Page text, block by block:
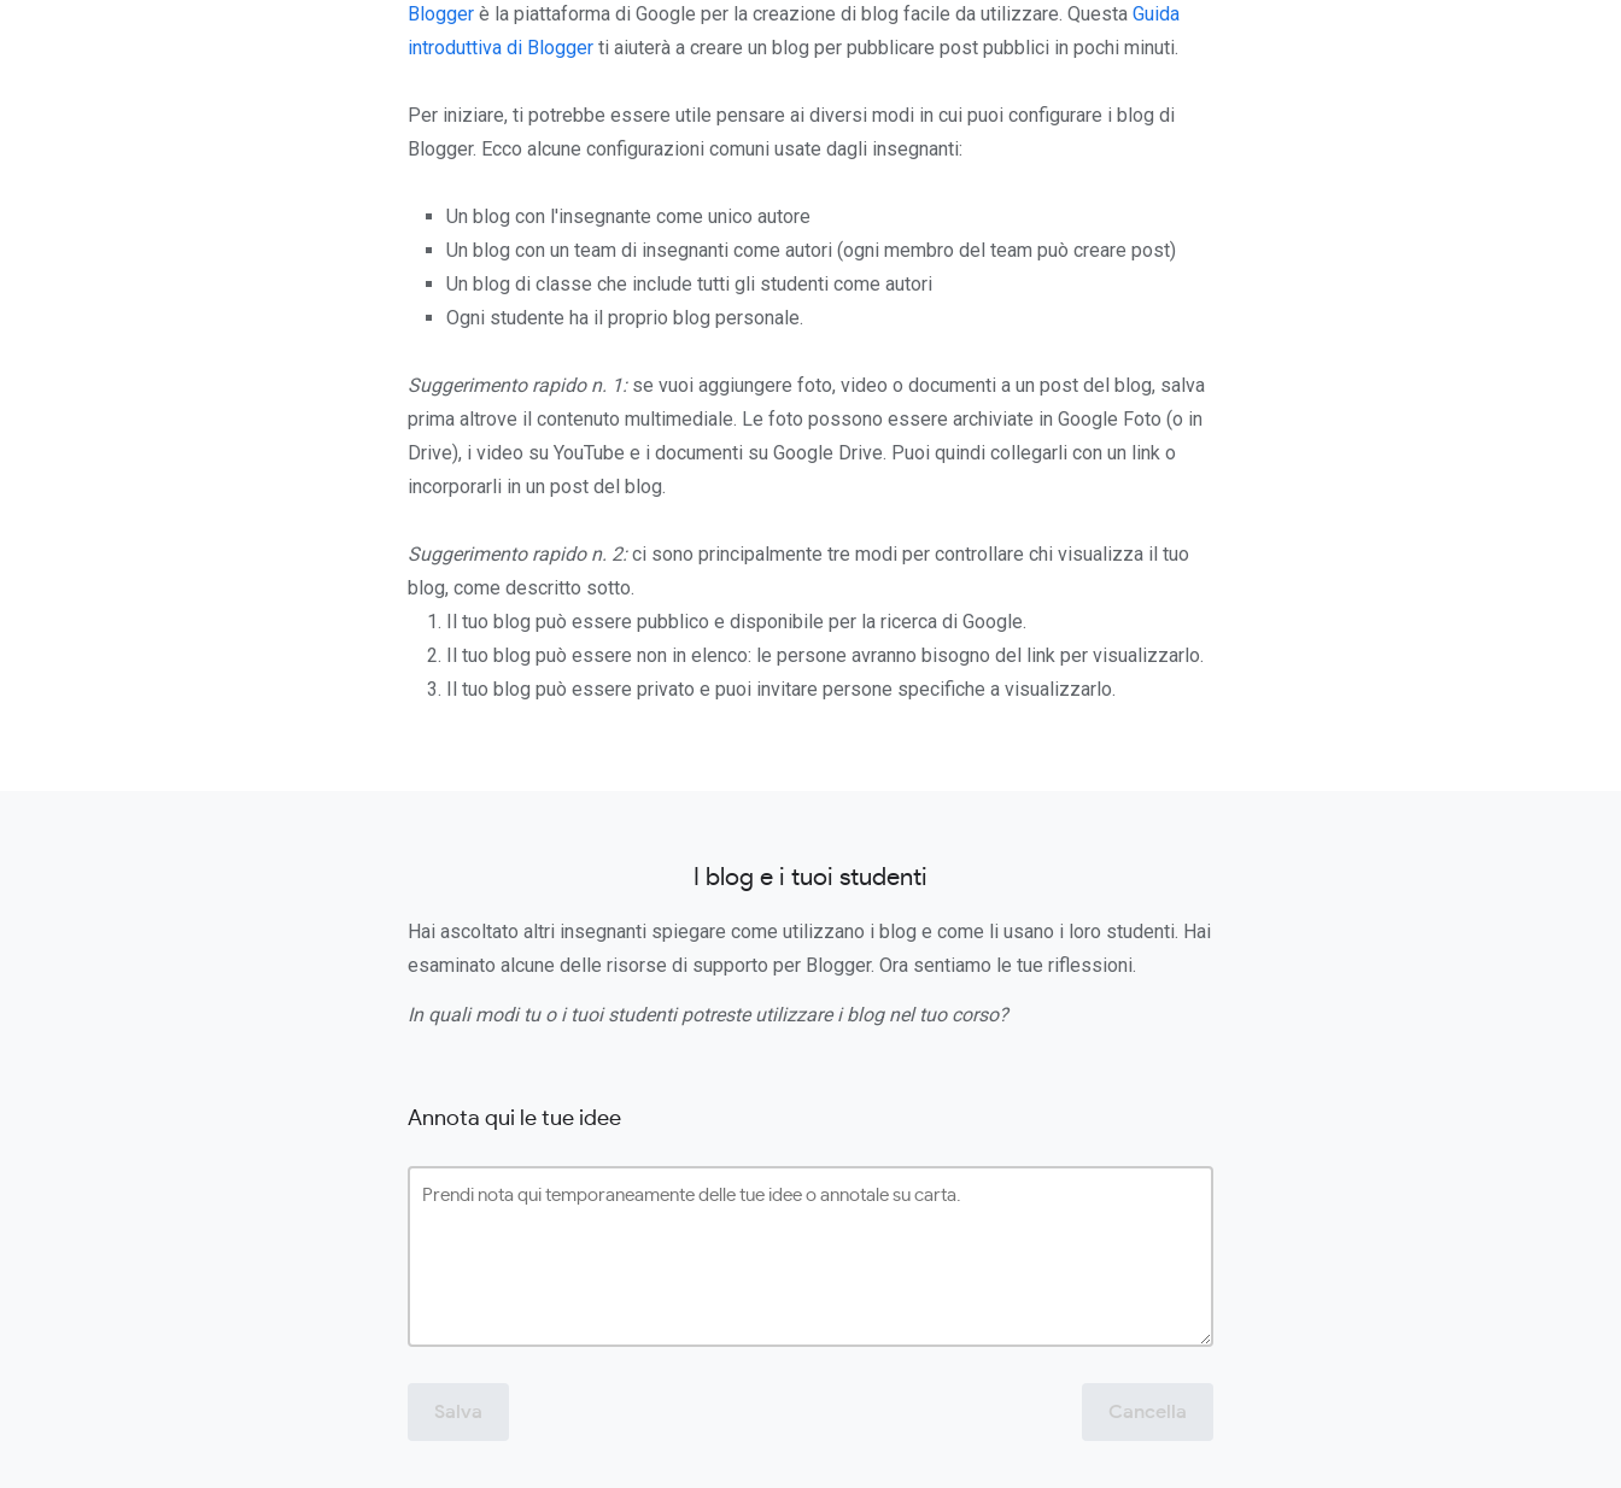
Blogger è la piattaforma di Google per la creazione di blog facile da utilizzare. Questa Guida
introduttiva di Blogger ti aiuterà a creare un blog per pubblicare post pubblici in pochi minuti.
Per iniziare, ti potrebbe essere utile pensare ai diversi modi in cui puoi configurare i blog di
Blogger. Ecco alcune configurazioni comuni usate dagli insegnanti:
Un blog con l'insegnante come unico autore
Un blog con un team di insegnanti come autori (ogni membro del team può creare post)
Un blog di classe che include tutti gli studenti come autori
Ogni studente ha il proprio blog personale.
Suggerimento rapido n. 1:se vuoi aggiungere foto, video o documenti a un post del blog, salva
prima altrove il contenuto multimediale. Le foto possono essere archiviate in Google Foto (o in
Drive), i video su YouTube e i documenti su Google Drive. Puoi quindi collegarli con un link o
incorporarli in un post del blog.
Suggerimento rapido n. 2:ci sono principalmente tre modi per controllare chi visualizza il tuo
blog, come descritto sotto.
Il tuo blog può essere pubblico e disponibile per la ricerca di Google.
Il tuo blog può essere non in elenco: le persone avranno bisogno del link per visualizzarlo.
Il tuo blog può essere privato e puoi invitare persone specifiche a visualizzarlo.
I blog e i tuoi studenti
Hai ascoltato altri insegnanti spiegare come utilizzano i blog e come li usano i loro studenti. Hai
esaminato alcune delle risorse di supporto per Blogger. Ora sentiamo le tue riflessioni.
In quali modi tu o i tuoi studenti potreste utilizzare i blog nel tuo corso?
Annota qui le tue idee
Salva Cancella